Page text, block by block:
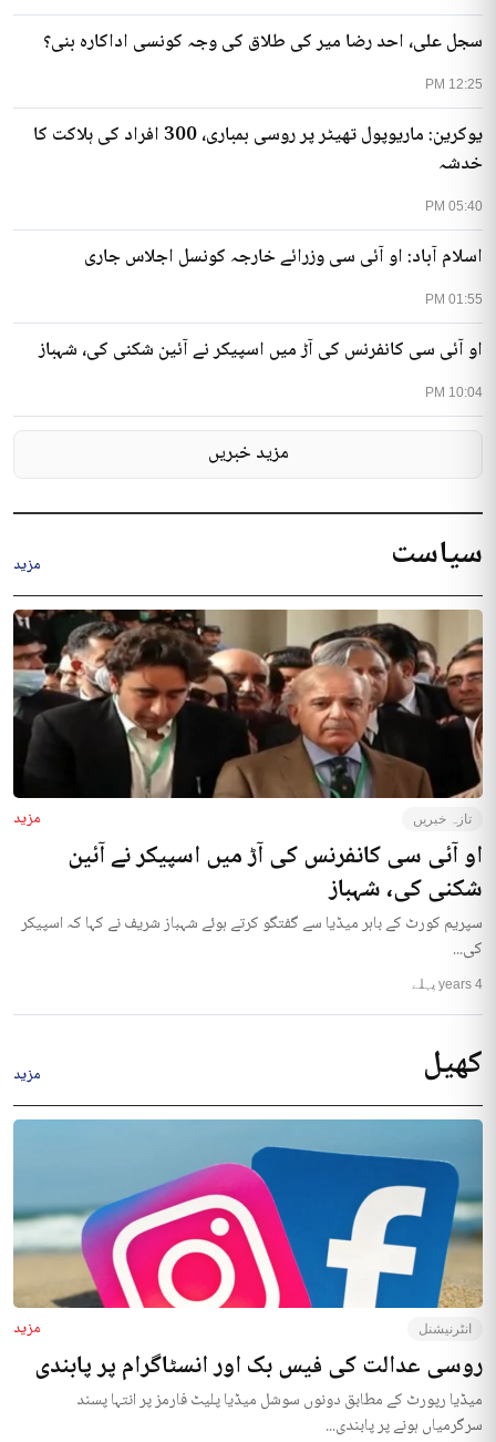
12:25 PM
سجل علی، احد رضا میر کی طلاق کی وجہ کونسی اداکارہ بنی؟
05:40 PM
یوکرین: ماریوپول تھیٹر پر روسی بمباری، 300 افراد کی ہلاکت کا
خدشہ
01:55 PM
اسلام آباد: او آئی سی وزرائے خارجہ کونسل اجلاس جاری
10:04 PM
او آئی سی کانفرنس کی آڑ میں اسپیکر نے آئین شکنی کی، شہباز
مزید خبریں
سیاست مزید
تازہ خبریں مزید
او آئی سی کانفرنس کی آڑ میں اسپیکر نے آئین
شکنی کی، شہباز
سپریم کورٹ کے باہر میڈیا سے گفتگو کرتے ہوئے شہباز شریف نے کہا کہ اسپیکر
کی...
4 years پہلے
کھیل مزید
انٹرنیشنل مزید
روسی عدالت کی فیس بک اور انسٹاگرام پر پابندی
میڈیا رپورٹ کے مطابق دونوں سوشل میڈیا پلیٹ فارمز پر انتہا پسند
سرگرمیاں ہونے پر پابندی...